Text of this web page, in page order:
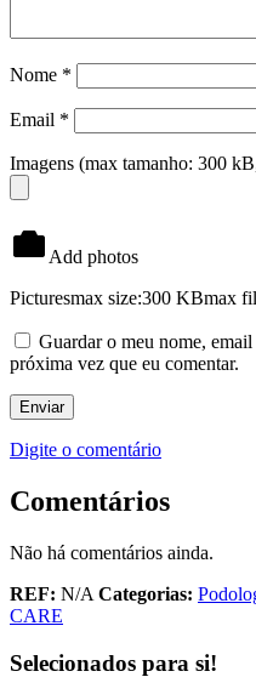
Nome *
Email *
Imagens (max tamanho: 300
Add photos
Picturesmax size:300 KBmax
Guardar o meu nome,
próxima vez que eu comentar.
Digite o comentário
Comentários
Não há comentários ainda.
REF: N/A Categorias:
CARE
Selecionados para si!